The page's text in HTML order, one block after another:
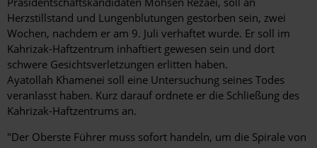
Herzstillstand und Lungenblutungen gestorben sein, zwei
Wochen, nachdem er am 9. Juli verhaftet wurde. Er soll im
Kahrizak-Haftzentrum inhaftiert gewesen sein und dort
schwere Gesichtsverletzungen erlitten haben.
Ayatollah Khamenei soll eine Untersuchung seines Todes
veranlasst haben. Kurz darauf ordnete er die Schließung des
Kahrizak-Haftzentrums an.
"Der Oberste Führer muss sofort handeln, um die Spirale von